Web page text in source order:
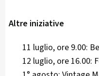
Altre iniziative
11 luglio, ore 9.00:
12 luglio, ore 16.00: